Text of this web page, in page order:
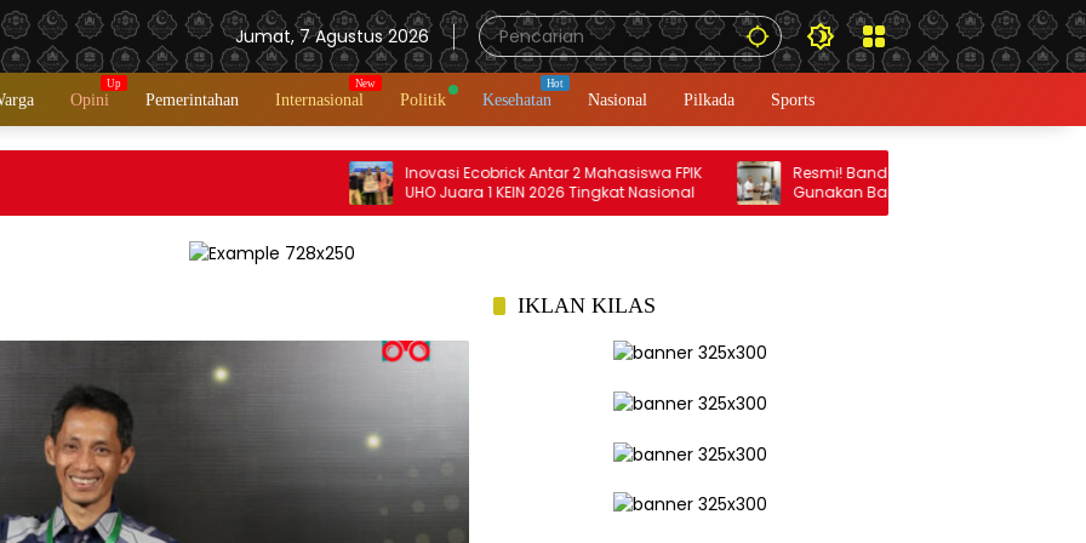
Jumat, 7 Agustus 2026
Opini Pemerintahan Internasional Politik Kesehatan Nasional Pilkada Sports
Inovasi Ecobrick Antar 2 Mahasiswa FPIK
UHO Juara 1 KEIN 2026 Tingkat Nasional
Resmi! Bandara Haluoleo Kendari
Gunakan Bahasa Tolaki dalam Layanan
Pengumuman
IKLAN KILAS